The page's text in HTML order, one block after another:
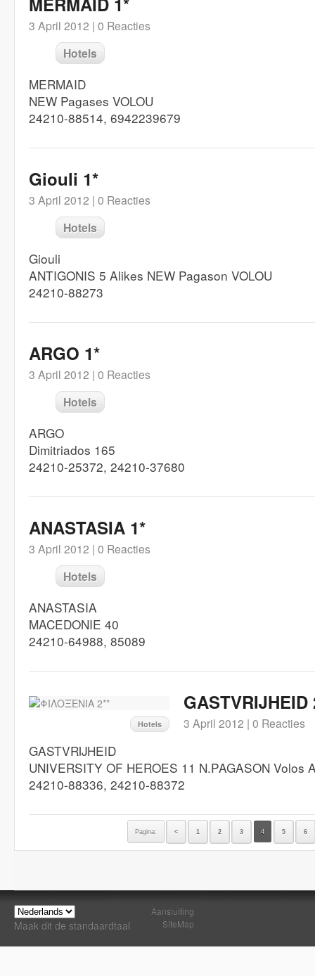
3 April 2012 | 0 Reacties
Hotels
MERMAID
NEW Pagases VOLOU
24210-88514, 6942239679
Giouli 1*
3 April 2012 | 0 Reacties
Hotels
Giouli
ANTIGONIS 5 Alikes NEW Pagason VOLOU
24210-88273
ARGO 1*
3 April 2012 | 0 Reacties
Hotels
ARGO
Dimitriados 165
24210-25372, 24210-37680
ANASTASIA 1*
3 April 2012 | 0 Reacties
Hotels
ANASTASIA
MACEDONIE 40
24210-64988, 85089
Hotels
GASTVRIJHEID
3 April 2012 | 0 Reacties
GASTVRIJHEID
UNIVERSITY OF HEROES 11 N.PAGASON Volos
24210-88336, 24210-88372
Pagina: < 1 2 3 4 5 6
Maak dit de standaardtaal
Aansluiting
SiteMap